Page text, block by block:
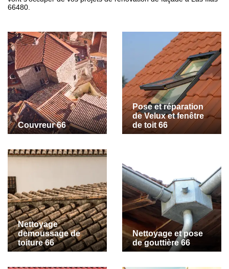
66480.
Couvreur 66
Pose et réparation
de Velux et fenêtre
de toit 66
Nettoyage
demoussage de
toiture 66
Nettoyage et pose
de gouttière 66